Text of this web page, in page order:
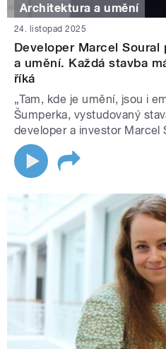
Architektura a umění
24. listopad 2025
Developer Marcel
a umění. Každá stavba
říká
„Tam, kde je umění, jsou i
Šumperka, vystudovaný
developer a investor Marcel